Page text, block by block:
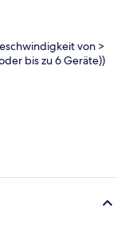
von >
bis zu 6 Geräte))